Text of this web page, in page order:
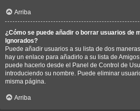
Arriba
¿Cómo se puede añadir o borrar usuarios de
Ignorados?
Puede añadir usuarios a su lista de dos
hay un enlace para añadirlo a su lista de
puede hacerlo desde el Panel de Control de
introduciendo su nombre. Puede eliminar
misma página.
Arriba